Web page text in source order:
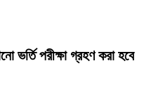
ভর্তি পরীক্ষা গ্রহণ করা হবে